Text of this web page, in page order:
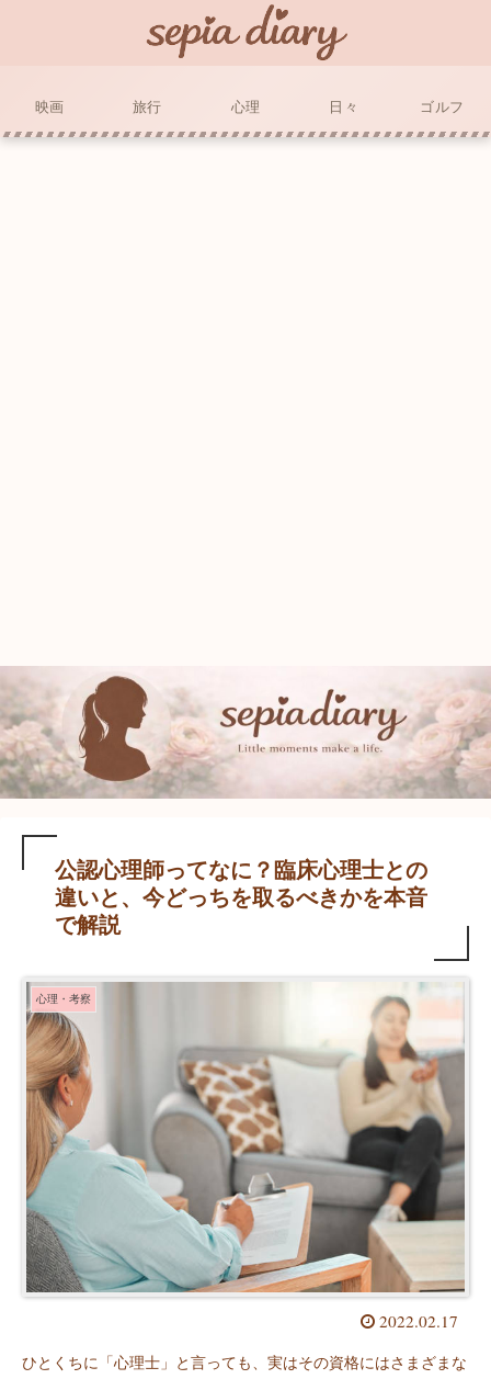
映画 旅行 心理 日々 ゴルフ
公認心理師ってなに？臨床心理士との
違いと、今どっちを取るべきかを本音
で解説
心理・考察
2022.02.17
ひとくちに「心理士」と言っても、実はその資格にはさまざまな